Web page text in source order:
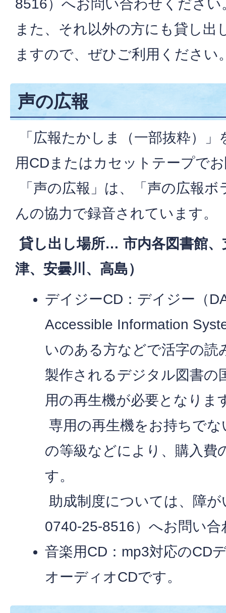
8516）へお問い合わせください
また、それ以外の方にも貸し出
ますので、ぜひご利用ください
声の広報
「広報たかしま（一部抜粋）
用CDまたはカセットテープで
「声の広報」は、「声の広報
んの協力で録音されています。
貸し出し場所… 市内各図書館、
津、安曇川、高島）
デイジーCD：デイジー（
Accessible Information
いのある方などで活字の読
製作されるデジタル図書の
用の再生機が必要となりま
専用の再生機をお持ちで
の等級などにより、購入費
す。
助成制度については、障
0740-25-8516）へお問い
音楽用CD：mp3対応のCD
オーディオCDです。